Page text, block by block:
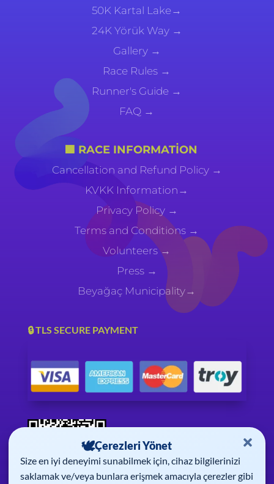
Çerezleri Yönet
Size en iyi deneyimi sunabilmek için, cihaz bilgilerinizi
saklamak ve/veya bunlara erişmek amacıyla çerezler gibi
50K Kartal Lake→
24K Yörük Way →
Gallery →
Race Rules →
Runner's Guide →
FAQ →
🟪 RACE INFORMATION
Cancellation and Refund Policy →
KVKK Information→
Privacy Policy →
Terms and Conditions →
Volunteers→
Press →
Beyağaç Municipality→
🔒 TLS SECURE PAYMENT